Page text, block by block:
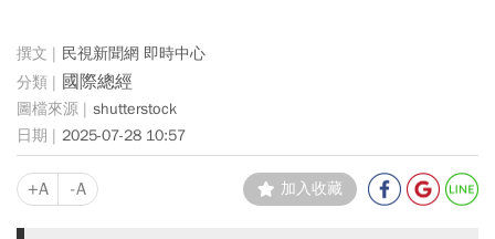
民視新聞網 即時中心
國際總經
shutterstock
2025-07-28 10:57
+A -A 加入收藏